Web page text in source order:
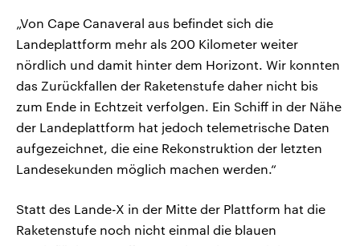
„Von Cape Canaveral aus befindet sich die
Landeplattform mehr als 200 Kilometer weiter
nördlich und damit hinter dem Horizont. Wir konnten
das Zurückfallen der Raketenstufe daher nicht bis
zum Ende in Echtzeit verfolgen. Ein Schiff in der Nähe
der Landeplattform hat jedoch telemetrische Daten
aufgezeichnet, die eine Rekonstruktion der letzten
Landesekunden möglich machen werden.“
Statt des Lande-X in der Mitte der Plattform hat die
Raketenstufe noch nicht einmal die blauen